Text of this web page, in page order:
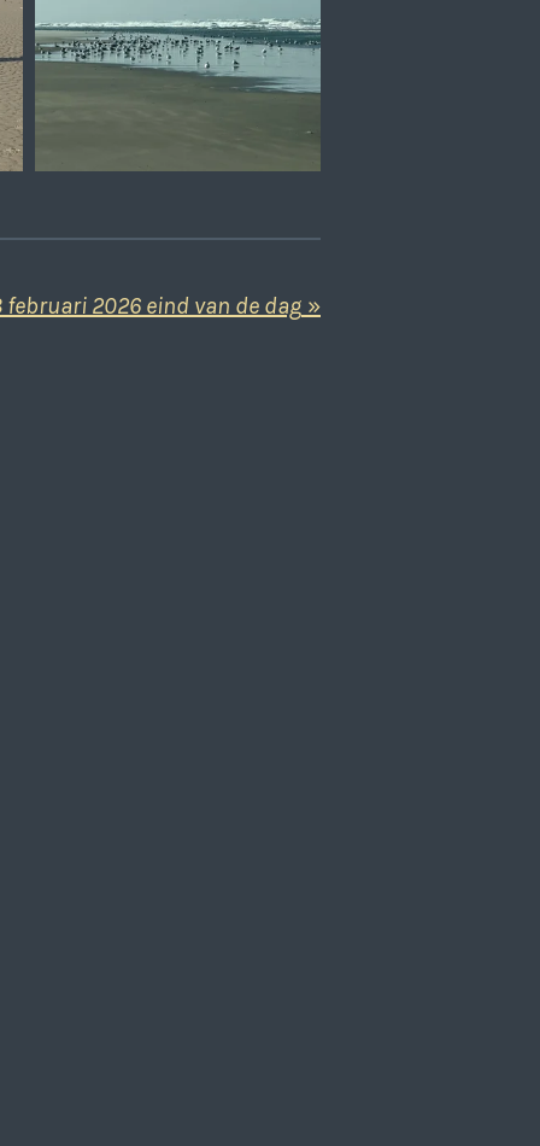
februari 2026 eind van de dag »